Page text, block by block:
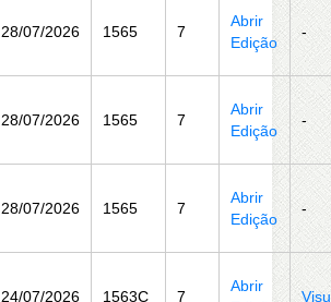
28/07/2026 1565 7
Abrir
Edição
-
28/07/2026 1565 7
Abrir
Edição
-
28/07/2026 1565 7
Abrir
Edição
-
24/07/2026 1563C 7
Abrir